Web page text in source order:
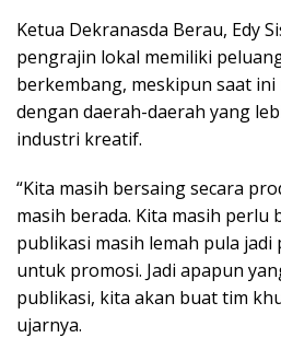
Ketua Dekranasda Berau, Edy
pengrajin lokal memiliki
berkembang, meskipun saat
dengan daerah-daerah yang
industri kreatif.
“Kita masih bersaing secara
masih berada. Kita masih perlu
publikasi masih lemah pula
untuk promosi. Jadi apapun
publikasi, kita akan buat tim
ujarnya.